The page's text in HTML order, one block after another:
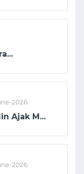
2026
Ajak M...
2026